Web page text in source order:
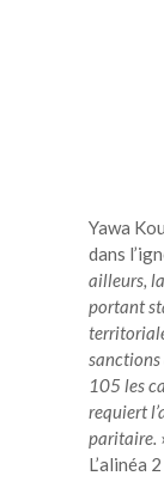
Yawa
dans
ailleurs,
portant
105 les
requiert
paritaire.
L’alinéa